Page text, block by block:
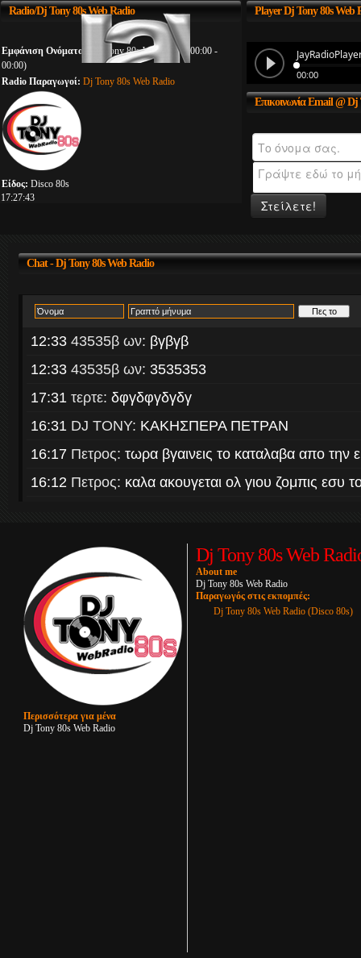
Radio/Dj Tony 80s Web Radio
Εμφάνιση Ονόματος:
Dj Tony 80s Web Radio (00:00 -
00:00)
Radio Παραγωγοί: Dj Tony 80s Web Radio
Είδος: Disco 80s
17:27:44
PlayerDj Tony 80s Web
ΕπικοινωνίαEmail @ Dj
Στείλετε!
Chat- Dj Tony 80s Web Radio
Περισσότερα για μένα
Dj Tony 80s Web Radio
Dj Tony 80s Web
About me
Dj Tony 80s Web Radio
Παραγωγός στις εκπομπές:
Dj Tony 80s Web Radio (Disco 80s)